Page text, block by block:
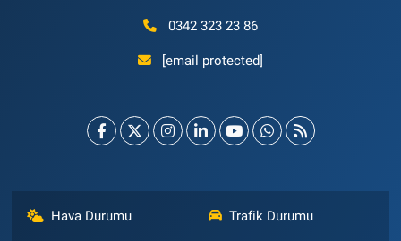
0342 323 23 86
[email protected]
Hava Durumu Trafik Durumu